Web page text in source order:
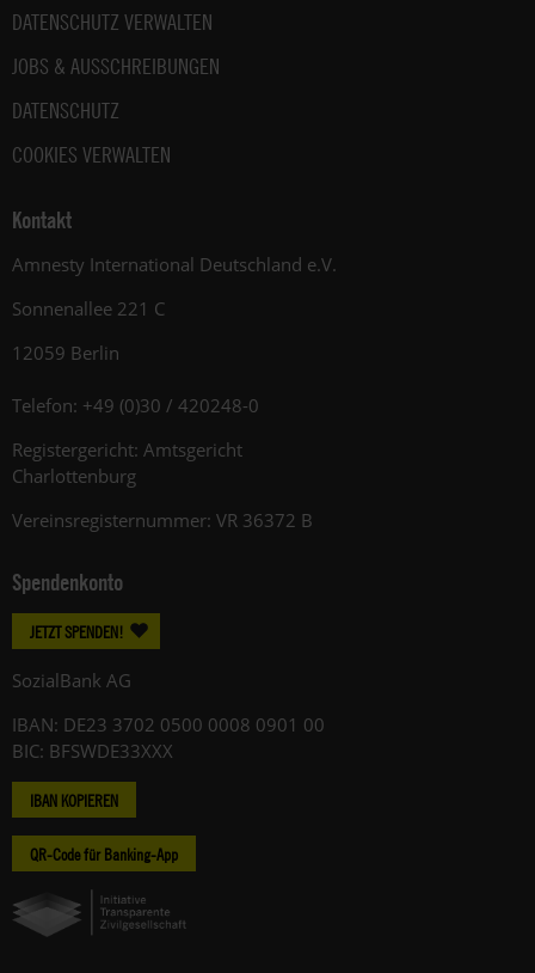
DATENSCHUTZ VERWALTEN
JOBS & AUSSCHREIBUNGEN
DATENSCHUTZ
COOKIES VERWALTEN
Kontakt
Amnesty International Deutschland e.V.
Sonnenallee 221 C
12059 Berlin
Telefon: +49 (0)30 / 420248-0
Registergericht: Amtsgericht
Charlottenburg
Vereinsregisternummer: VR 36372 B
Spendenkonto
JETZT SPENDEN!
SozialBank AG
IBAN: DE23 3702 0500 0008 0901 00
BIC: BFSWDE33XXX
IBAN KOPIEREN
QR-Code für Banking-App